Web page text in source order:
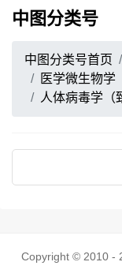
中图分类号
中图分类号首页
医学微生物学
人体病毒学（
Copyright © 2010 -